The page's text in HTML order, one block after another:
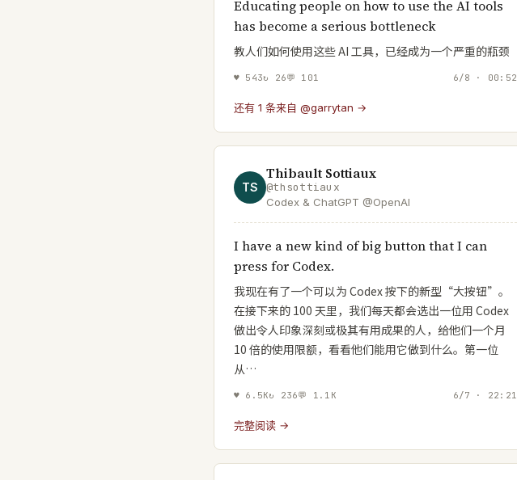
Educating people on how to use the AI tools
has become a serious bottleneck
教人们如何使用这些 AI 工具，已经成为一个严重的瓶颈
♥ 543↻ 26💬 101 6/8 · 00:52
还有 1 条来自 @garrytan →
TS
Thibault Sottiaux
@thsottiaux
Codex & ChatGPT @OpenAI
I have a new kind of big button that I can
press for Codex.
我现在有了一个可以为 Codex 按下的新型“大按钮”。
在接下来的 100 天里，我们每天都会选出一位用 Codex
做出令人印象深刻或极其有用成果的人，给他们一个月
10 倍的使用限额，看看他们能用它做到什么。第一位
从…
♥ 6.5K↻ 236💬 1.1K 6/7 · 22:21
完整阅读 →